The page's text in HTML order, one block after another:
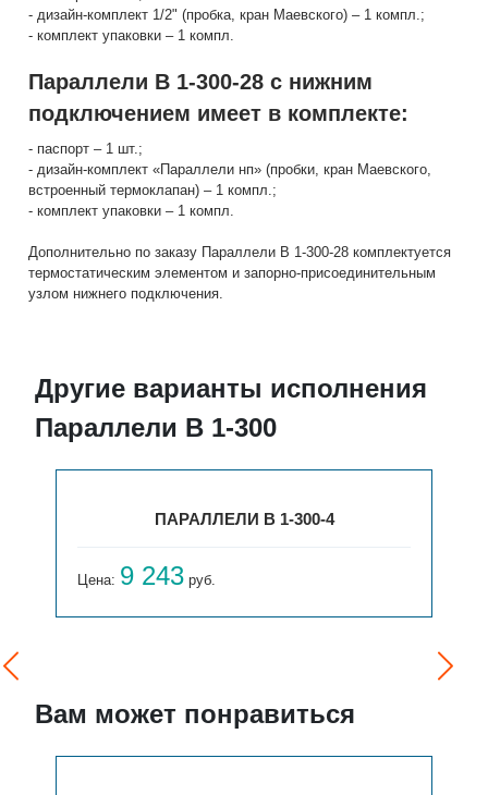
- дизайн-комплект 1/2" (пробка, кран Маевского) – 1 компл.;
- комплект упаковки – 1 компл.
Параллели В 1-300-28 с нижним
подключением имеет в комплекте:
- паспорт – 1 шт.;
- дизайн-комплект «Параллели нп» (пробки, кран Маевского,
встроенный термоклапан) – 1 компл.;
- комплект упаковки – 1 компл.
Дополнительно по заказу Параллели В 1-300-28 комплектуется
термостатическим элементом и запорно-присоединительным
узлом нижнего подключения.
Другие варианты исполнения
Параллели В 1-300
ПАРАЛЛЕЛИ В 1-300-4
Цена: 9 243 руб.
Вам может понравиться